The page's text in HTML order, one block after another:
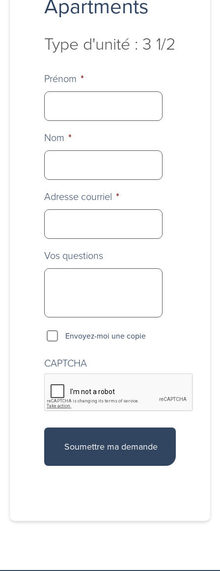
Apartments
Type d'unité : 3 1/2
Prénom *
Nom *
Adresse courriel *
Vos questions
Envoyez-moi une copie
CAPTCHA